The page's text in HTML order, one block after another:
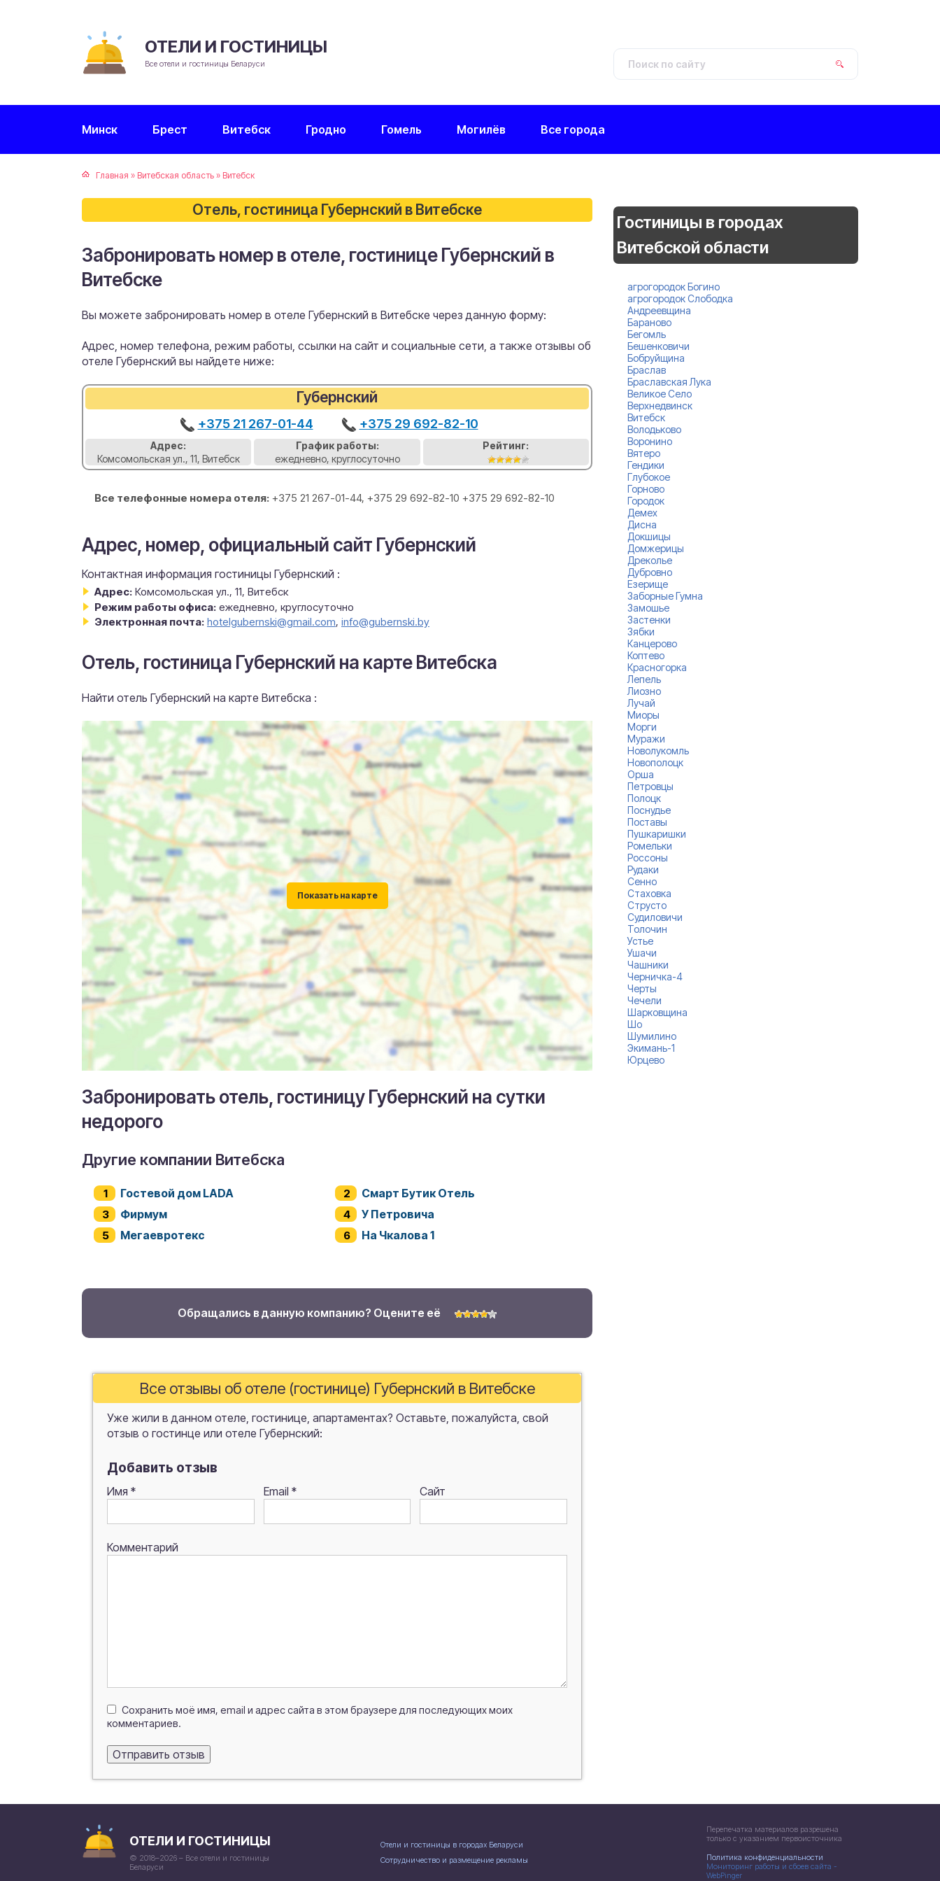
ОТЕЛИ И ГОСТИНИЦЫ
Все отели и гостиницы Беларуси
Минск Брест Витебск Гродно Гомель Могилёв Все города
Главная » Витебская область » Витебск
Отель, гостиница Губернский в Витебске
Забронировать номер в отеле, гостинице Губернский в
Витебске
Вы можете забронировать номер в отеле Губернский в Витебске через данную форму:
Адрес, номер телефона, режим работы, ссылки на сайт и социальные сети, а также отзывы об
отеле Губернский вы найдете ниже:
Губернский
+375 21 267-01-44 +375 29 692-82-10
Адрес:
Комсомольская ул., 11, Витебск
График работы:
ежедневно, круглосуточно
Рейтинг:
Все телефонные номера отеля: +375 21 267-01-44, +375 29 692-82-10 +375 29 692-82-10
Адрес, номер, официальный сайт Губернский
Контактная информация гостиницы Губернский :
Адрес: Комсомольская ул., 11, Витебск
Режим работы офиса: ежедневно, круглосуточно
Электронная почта: hotelgubernski@gmail.com, info@gubernski.by
Отель, гостиница Губернский на карте Витебска
Найти отель Губернский на карте Витебска :
Забронировать отель, гостиницу Губернский на сутки
недорого
Другие компании Витебска
Гостевой дом LADA
Смарт Бутик Отель
Фирмум
У Петровича
Мегаевротекс
На Чкалова 1
Обращались в данную компанию? Оцените её
Все отзывы об отеле (гостинице) Губернский в Витебске
Уже жили в данном отеле, гостинице, апартаментах? Оставьте, пожалуйста, свой
отзыв о гостинце или отеле Губернский:
Добавить отзыв
Имя * Email * Сайт
Комментарий
Сохранить моё имя, email и адрес сайта в этом браузере для последующих моих
комментариев.
Гостиницы в городах
Витебской области
агрогородок Богино
агрогородок Слободка
Андреевщина
Бараново
Бегомль
Бешенковичи
Бобруйщина
Браслав
Браславская Лука
Великое Село
Верхнедвинск
Витебск
Володьково
Воронино
Вятеро
Гендики
Глубокое
Горново
Городок
Демех
Дисна
Докшицы
Домжерицы
Дреколье
Дубровно
Езерище
Заборные Гумна
Замошье
Застенки
Зябки
Канцерово
Коптево
Красногорка
Лепель
Лиозно
Лучай
Миоры
Морги
Муражи
Новолукомль
Новополоцк
Орша
Петровцы
Полоцк
Поснудье
Поставы
Пушкаришки
Ромельки
Россоны
Рудаки
Сенно
Стаховка
Струсто
Судиловичи
Толочин
Устье
Ушачи
Чашники
Черничка-4
Черты
Чечели
Шарковщина
Шо
Шумилино
Экимань-1
Юрцево
ОТЕЛИ И ГОСТИНИЦЫ
© 2018–2026 – Все отели и гостиницы
Беларуси
Отели и гостиницы в городах Беларуси
Сотрудничество и размещение рекламы
Перепечатка материалов разрешена
только с указанием первоисточника
Политика конфиденциальности
Мониторинг работы и сбоев сайта -
WebPinger